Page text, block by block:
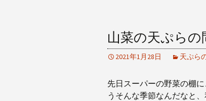
山菜の天ぷら
2021年1月28日 天ぷら
先日スーパーの野菜の棚
うそんな季節なんだなと